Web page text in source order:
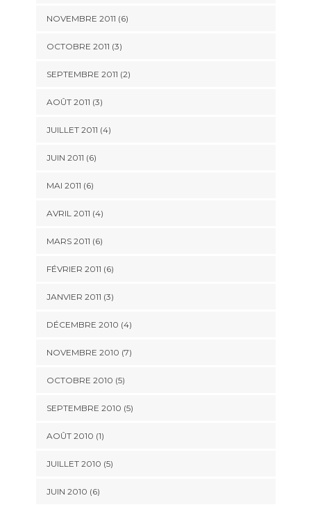
NOVEMBRE 2011 (6)
OCTOBRE 2011 (3)
SEPTEMBRE 2011 (2)
AOÛT 2011 (3)
JUILLET 2011 (4)
JUIN 2011 (6)
MAI 2011 (6)
AVRIL 2011 (4)
MARS 2011 (6)
FÉVRIER 2011 (6)
JANVIER 2011 (3)
DÉCEMBRE 2010 (4)
NOVEMBRE 2010 (7)
OCTOBRE 2010 (5)
SEPTEMBRE 2010 (5)
AOÛT 2010 (1)
JUILLET 2010 (5)
JUIN 2010 (6)